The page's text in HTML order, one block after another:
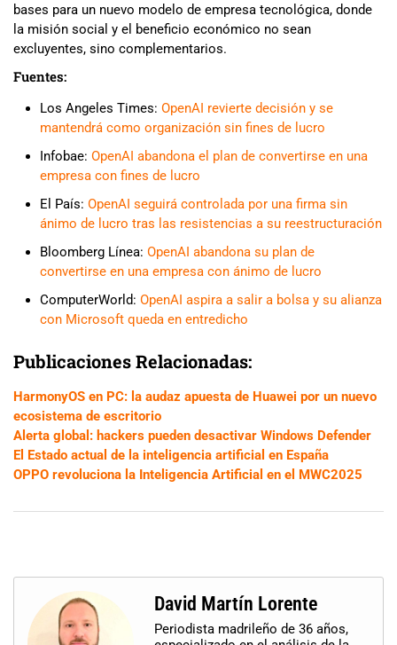
bases para un nuevo modelo de empresa tecnológica, donde
la misión social y el beneficio económico no sean
excluyentes, sino complementarios.
Fuentes:
Los Angeles Times: OpenAI revierte decisión y se
mantendrá como organización sin fines de lucro
Infobae: OpenAI abandona el plan de convertirse en una
empresa con fines de lucro
El País: OpenAI seguirá controlada por una firma sin
ánimo de lucro tras las resistencias a su reestructuración
Bloomberg Línea: OpenAI abandona su plan de
convertirse en una empresa con ánimo de lucro
ComputerWorld: OpenAI aspira a salir a bolsa y su alianza
con Microsoft queda en entredicho
Publicaciones Relacionadas:
HarmonyOS en PC: la audaz apuesta de Huawei por un nuevo
ecosistema de escritorio
Alerta global: hackers pueden desactivar Windows Defender
El Estado actual de la inteligencia artificial en España
OPPO revoluciona la Inteligencia Artificial en el MWC2025
David Martín Lorente
Periodista madrileño de 36 años,